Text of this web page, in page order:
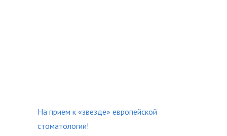
На прием к «звезде» европейской
стоматологии!